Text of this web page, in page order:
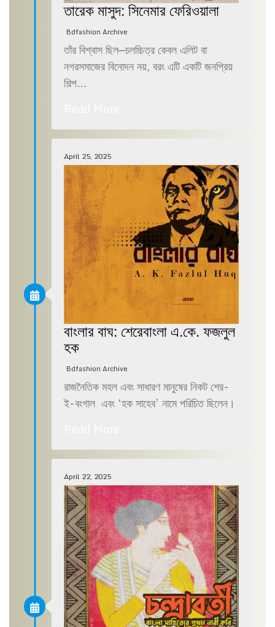
তারেক মাসুদ: সিনেমার ফেরিওয়ালা
Bdfashion Archive
তাঁর বিশ্বাস ছিল—চলচ্চিত্র কেবল এলিট বা
নগরসমাজের বিনোদন নয়, বরং এটি একটি জনপ্রিয়
শিল্প…
April 25, 2025
বাংলার বাঘ: শেরেবাংলা এ.কে. ফজলুল
হক
Bdfashion Archive
রাজনৈতিক মহল এবং সাধারণ মানুষের নিকট শের-
ই-বংগাল এবং ‘হক সাহেব’ নামে পরিচিত ছিলেন।
April 22, 2025